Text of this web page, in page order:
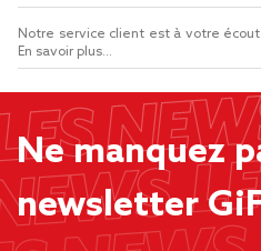
Notre service client est à votre
En savoir plus...
Ne manquez
newsletter